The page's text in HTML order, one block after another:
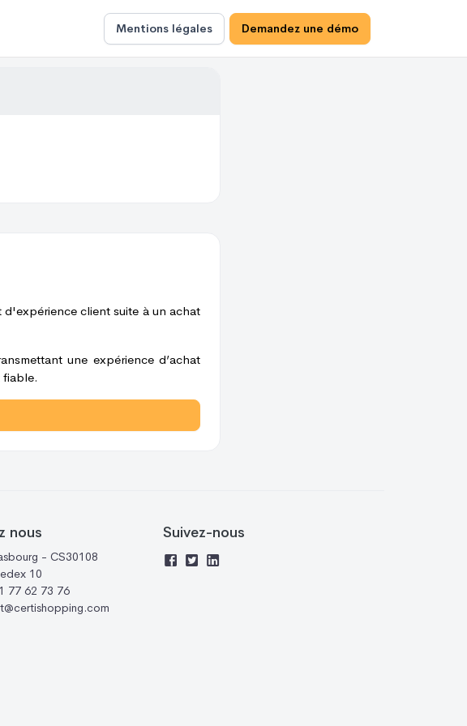
Mentions légales Demandez une démo
client suite à un achat
une expérience d’achat
fiable.
nous
- CS30108
10
77 62 73 76
Suivez-nous